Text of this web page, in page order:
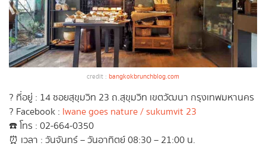
credit : bangkokbrunchblog.com
? ที่อยู่ : 14 ซอยสุขุมวิท 23 ถ.สุขุมวิท เขตวัฒนา กรุงเทพมหานคร
? Facebook : Iwane goes nature / sukumvit 23
☎️ โทร : 02-664-0350
⏰ เวลา : วันจันทร์ – วันอาทิตย์ 08:30 – 21:00 น.